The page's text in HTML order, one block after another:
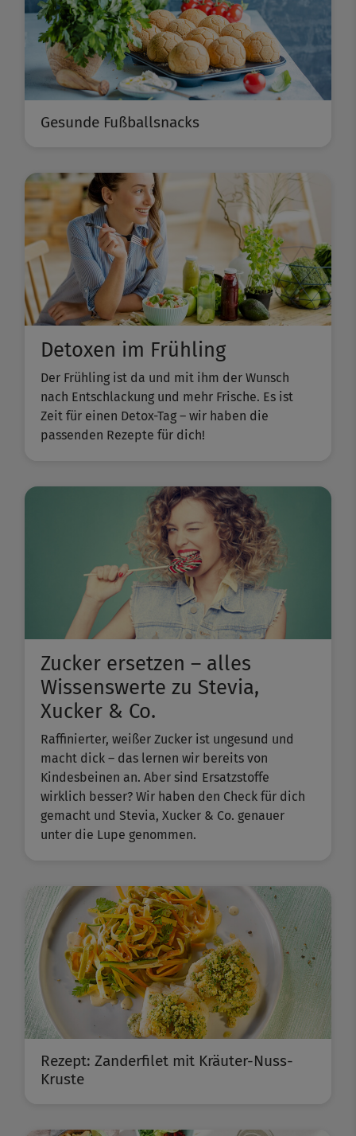
Gesunde Fußballsnacks
Detoxen im Frühling
Der Frühling ist da und mit ihm der Wunsch
nach Entschlackung und mehr Frische. Es ist
Zeit für einen Detox-Tag – wir haben die
passenden Rezepte für dich!
Zucker ersetzen – alles
Wissenswerte zu Stevia,
Xucker & Co.
Raffinierter, weißer Zucker ist ungesund und
macht dick – das lernen wir bereits von
Kindesbeinen an. Aber sind Ersatzstoffe
wirklich besser? Wir haben den Check für dich
gemacht und Stevia, Xucker & Co. genauer
unter die Lupe genommen.
Rezept: Zanderfilet mit Kräuter-Nuss-
Kruste